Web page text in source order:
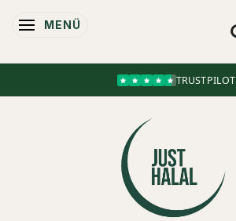
ANZEIGE ÄNDERN
MENÜ
TRUSTPILOT